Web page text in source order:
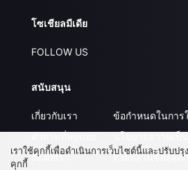
โซเชียลมีเดีย
FOLLOW US
สนับสนุน
เกี่ยวกับเรา
ติดต่อเรา
ข้อกำหนดในการ
ส่งผลงานของคุณ
เราใช้คุกกี้เพื่อดำเนินการเว็บไซต์นี้และปรับป
คุกกี้